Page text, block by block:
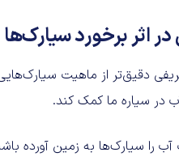
اثر برخورد سیارک‌‌ها
در سیاره ما کمک کند.